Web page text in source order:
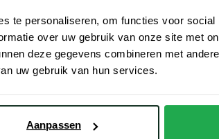
te personaliseren, om functies voor social
over uw gebruik van onze site met
deze gegevens combineren met
uw gebruik van hun services.
Aanpassen
€ 79,95 € 39,98 - 50%